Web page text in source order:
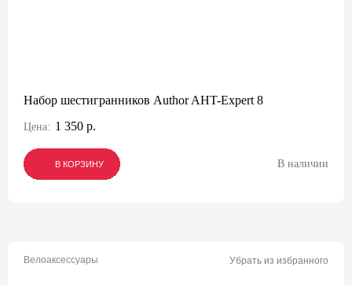
Набор шестигранников Author AHT-Expert 8
Цена: 1 350 р.
В КОРЗИНУ
В КОРЗИНУ
В КОРЗИНУ В наличии
Велоаксессуары Убрать из избранного